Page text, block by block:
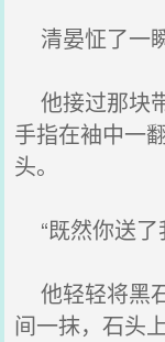
清晏怔了一
他接过那块
手指在袖中一
头。
“既然你送了
他轻轻将黑
间一抹，石头